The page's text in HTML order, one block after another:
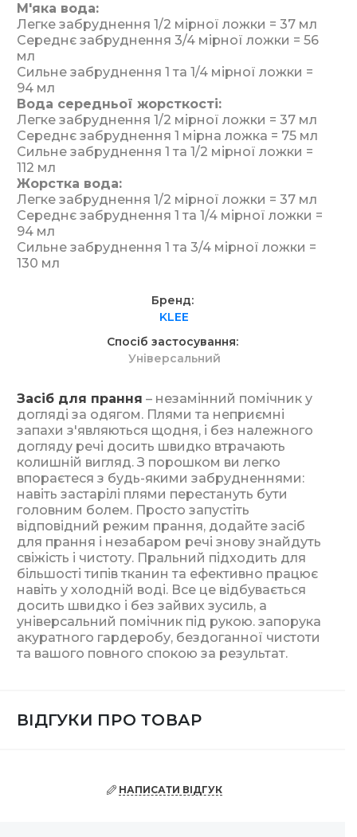
М'яка вода:
Легке забруднення 1/2 мірної ложки = 37 мл
Середнє забруднення 3/4 мірної ложки = 56
мл
Сильне забруднення 1 та 1/4 мірної ложки =
94 мл
Вода середньої жорсткості:
Легке забруднення 1/2 мірної ложки = 37 мл
Середнє забруднення 1 мірна ложка = 75 мл
Сильне забруднення 1 та 1/2 мірної ложки =
112 мл
Жорстка вода:
Легке забруднення 1/2 мірної ложки = 37 мл
Середнє забруднення 1 та 1/4 мірної ложки =
94 мл
Сильне забруднення 1 та 3/4 мірної ложки =
130 мл
Бренд
KLEE
Спосіб застосування
Універсальний
Засіб для прання – незамінний помічник у
догляді за одягом. Плями та неприємні
запахи з'являються щодня, і без належного
догляду речі досить швидко втрачають
колишній вигляд. З порошком ви легко
впораєтеся з будь-якими забрудненнями:
навіть застарілі плями перестануть бути
головним болем. Просто запустіть
відповідний режим прання, додайте засіб
для прання і незабаром речі знову знайдуть
свіжість і чистоту. Пральний підходить для
більшості типів тканин та ефективно працює
навіть у холодній воді. Все це відбувається
досить швидко і без зайвих зусиль, а
універсальний помічник під рукою. запорука
акуратного гардеробу, бездоганної чистоти
та вашого повного спокою за результат.
ВІДГУКИ ПРО ТОВАР
НАПИСАТИ ВІДГУК